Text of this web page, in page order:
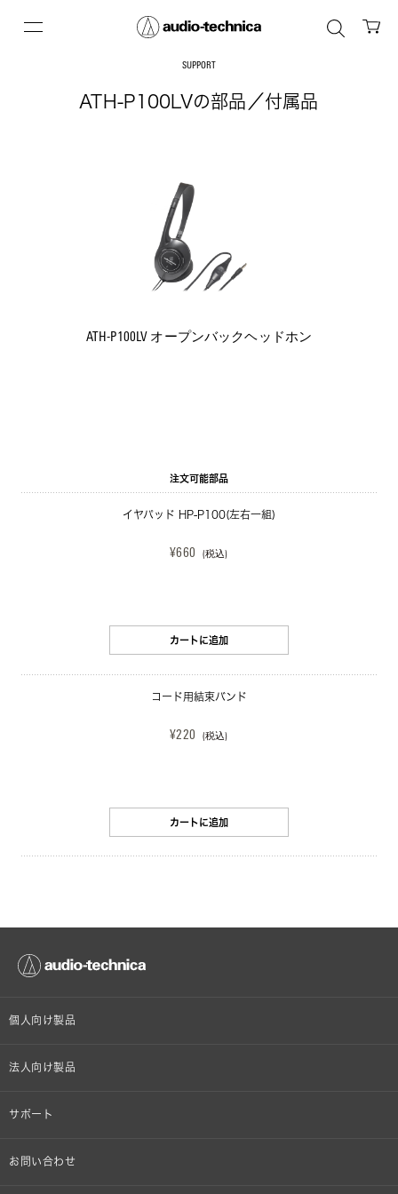
SUPPORT
ATH-P100LVの部品／付属品
ATH-P100LV オープンバックヘッドホン
注文可能部品
イヤパッド HP-P100(左右一組)
¥660 (税込)
カートに追加
コード用結束バンド
¥220 (税込)
カートに追加
個人向け製品
オンラインストア限定
法人向け製品
設備音響機器
サポート
個人向け製品サポート
お問い合わせ